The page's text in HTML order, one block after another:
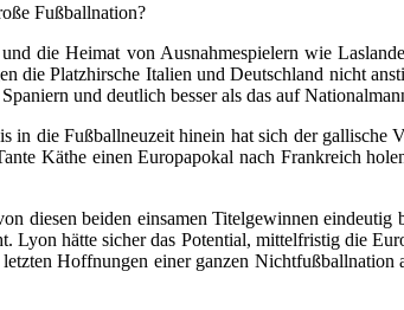
Fußballnation?
und die Heimat von Ausnahmespielern wie
die Platzhirsche Italien und Deutschland nicht
und deutlich besser als das auf
in die Fußballneuzeit hinein hat sich der
Käthe einen Europapokal nach Frankreich
diesen beiden einsamen Titelgewinnen
hätte sicher das Potential, mittelfristig die
Hoffnungen einer ganzen